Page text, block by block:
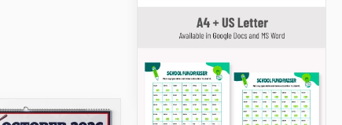
fondos
Google Docs